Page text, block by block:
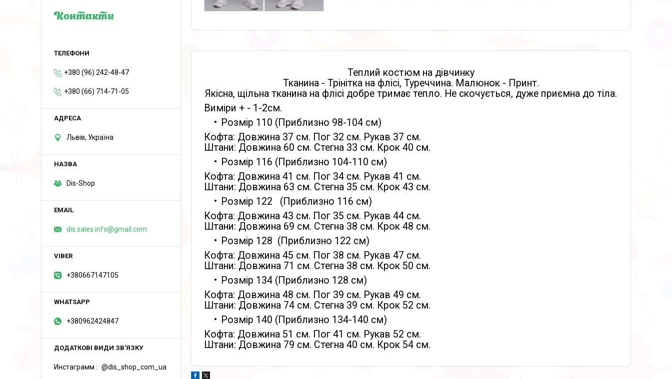
Теплий костюм на дівчинку
Тканина - Трінітка на флісі, Туреччина. Малюнок - Принт.
Якісна, щільна тканина на флісі добре тримає тепло. Не скочується, дуже приємна до тіла.
Виміри + - 1-2см.
Розмір 110 (Приблизно 98-104 см)
Кофта: Довжина 37 см. Пог 32 см. Рукав 37 см.
Штани: Довжина 60 см. Стегна 33 см. Крок 40 см.
Розмір 116 (Приблизно 104-110 см)
Кофта: Довжина 41 см. Пог 34 см. Рукав 41 см.
Штани: Довжина 63 см. Стегна 35 см. Крок 43 см.
Розмір 122 (Приблизно 116 см)
Кофта: Довжина 43 см. Пог 35 см. Рукав 44 см.
Штани: Довжина 69 см. Стегна 38 см. Крок 48 см.
Розмір 128 (Приблизно 122 см)
Кофта: Довжина 45 см. Пог 38 см. Рукав 47 см.
Штани: Довжина 71 см. Стегна 38 см. Крок 50 см.
Розмір 134 (Приблизно 128 см)
Кофта: Довжина 48 см. Пог 39 см. Рукав 49 см.
Штани: Довжина 74 см. Стегна 39 см. Крок 52 см.
Розмір 140 (Приблизно 134-140 см)
Кофта: Довжина 51 см. Пог 41 см. Рукав 52 см.
Штани: Довжина 79 см. Стегна 40 см. Крок 54 см.
Контакти
+380 (96) 242-48-47
+380 (66) 714-71-05
Львів, Україна
Dis-Shop
dis.sales.info@gmail.com
+380667147105
+380962424847
Инстаграмм @dis_shop_com_ua